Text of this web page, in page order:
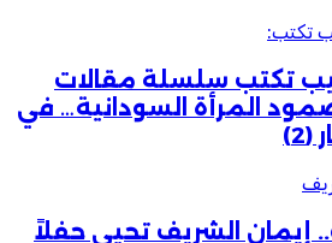
تكتب سلسلة مقالات
المرأة السودانية… في
إيمان الشريف تحيي حفلاً